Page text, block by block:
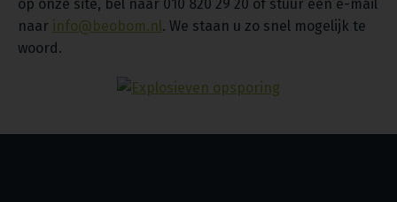
op onze site, bel naar 010 820 29 20 of stuur een e-mail
naar info@beobom.nl. We staan u zo snel mogelijk te
woord.